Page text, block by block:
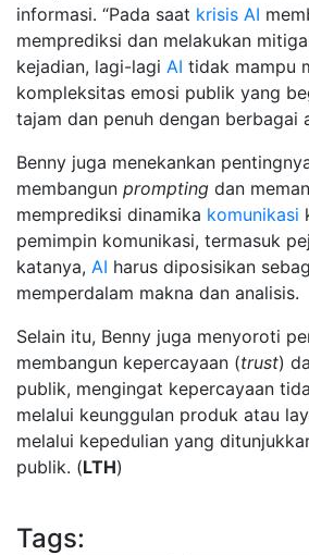
informasi. “Pada saat krisis AI
memprediksi dan melakukan
kejadian, lagi-lagi AI tidak mampu
kompleksitas emosi publik yang
tajam dan penuh dengan berbagai
Benny juga menekankan
membangun prompting dan
memprediksi dinamika komunikasi
pemimpin komunikasi, termasuk
katanya, AI harus diposisikan
memperdalam makna dan analisis.
Selain itu, Benny juga menyoroti
membangun kepercayaan (trust)
publik, mengingat kepercayaan
melalui keunggulan produk atau
melalui kepedulian yang
publik. (LTH)
Tags: